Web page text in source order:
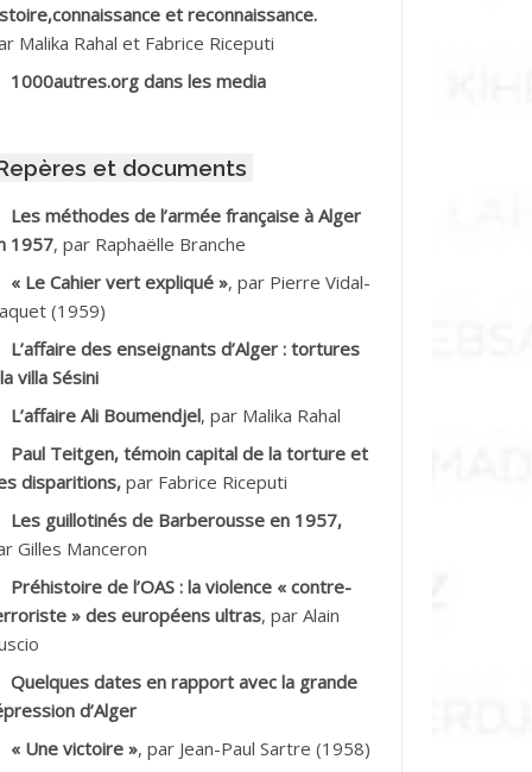
Mohamed
Salah
M.*
Ali
Tahar
Ramdane *
Baghdad*
Boualem*
Rachid
et reconnaissance.
Malika Rahal et Fabrice Riceputi
1000autres.org dans les media
et documents
Les méthodes de l’armée française à Alger
1957, par Raphaëlle Branche
« Le Cahier vert expliqué », par Pierre Vidal-
(1959)
L’affaire des enseignants d’Alger : tortures
villa Sésini
L’affaire Ali Boumendjel, par Malika Rahal
Paul Teitgen, témoin capital de la torture et
disparitions, par Fabrice Riceputi
Les guillotinés de Barberousse en 1957,
Gilles Manceron
Préhistoire de l’OAS : la violence « contre-
» des européens ultras, par Alain
Quelques dates en rapport avec la grande
d’Alger
« Une victoire », par Jean-Paul Sartre (1958)